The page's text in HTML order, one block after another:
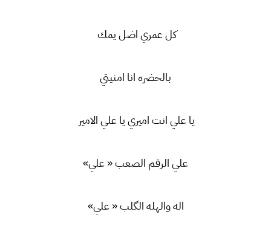
كل عمري اضل يمك
بالحضره انا امنيتي
يا علي انت اميري يا علي الامير
علي الرقم الصعب « علي»
اله والهله الگلب « علي»